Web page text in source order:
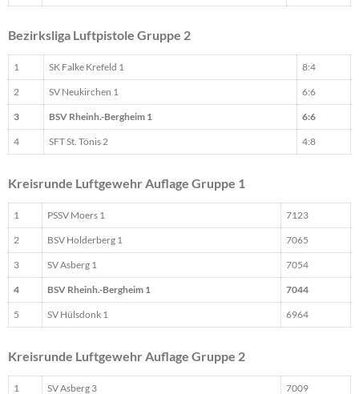
Bezirksliga Luftpistole Gruppe 2
1 SK Falke Krefeld 1 8:4
2 SV Neukirchen 1 6:6
3 BSV Rheinh.-Bergheim 1 6:6
4 SFT St. Tönis 2 4:8
Kreisrunde Luftgewehr Auflage Gruppe 1
1 PSSV Moers 1 7123
2 BSV Holderberg 1 7065
3 SV Asberg 1 7054
4 BSV Rheinh.-Bergheim 1 7044
5 SV Hülsdonk 1 6964
Kreisrunde Luftgewehr Auflage Gruppe 2
1 SV Asberg 3 7009